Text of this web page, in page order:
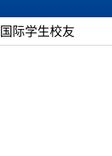
国际学生校友